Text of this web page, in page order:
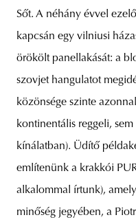
Sőt. A néhány évvel
kapcsán egy vilniusi
örökölt panellakását: a
szovjet hangulatot
közönsége szinte
kontinentális reggeli,
kínálatban). Üdítő
említenünk a krakkói
alkalommal írtunk),
minőség jegyében, a